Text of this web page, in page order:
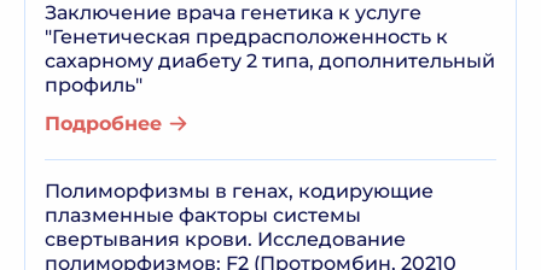
Заключение врача генетика к услуге
"Генетическая предрасположенность к
сахарному диабету 2 типа, дополнительный
профиль"
Подробнее
Полиморфизмы в генах, кодирующие
плазменные факторы системы
свертывания крови. Исследование
полиморфизмов: F2 (Протромбин, 20210